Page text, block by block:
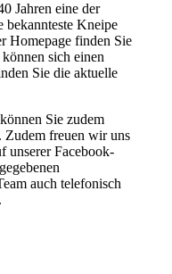
Jahren eine der
bekannteste Kneipe
Homepage finden Sie
sich einen
Sie die aktuelle
Sie zudem
Zudem freuen wir uns
unserer Facebook-
auch telefonisch